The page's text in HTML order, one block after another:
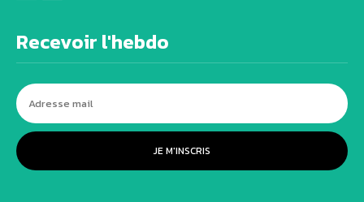
Recevoir l'hebdo
JE M'INSCRIS